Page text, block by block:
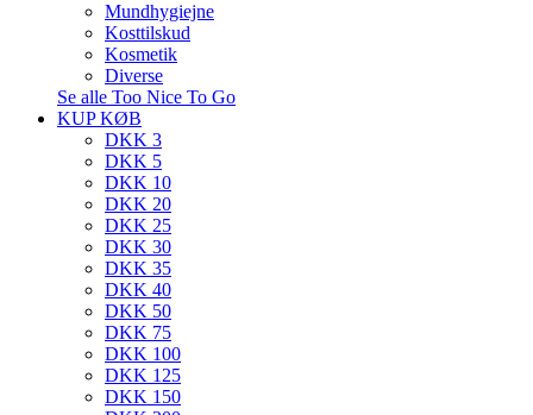
Mundhygiejne
Kosttilskud
Kosmetik
Diverse
Se alle Too Nice To Go
KUP KØB
DKK 3
DKK 5
DKK 10
DKK 20
DKK 25
DKK 30
DKK 35
DKK 40
DKK 50
DKK 75
DKK 100
DKK 125
DKK 150